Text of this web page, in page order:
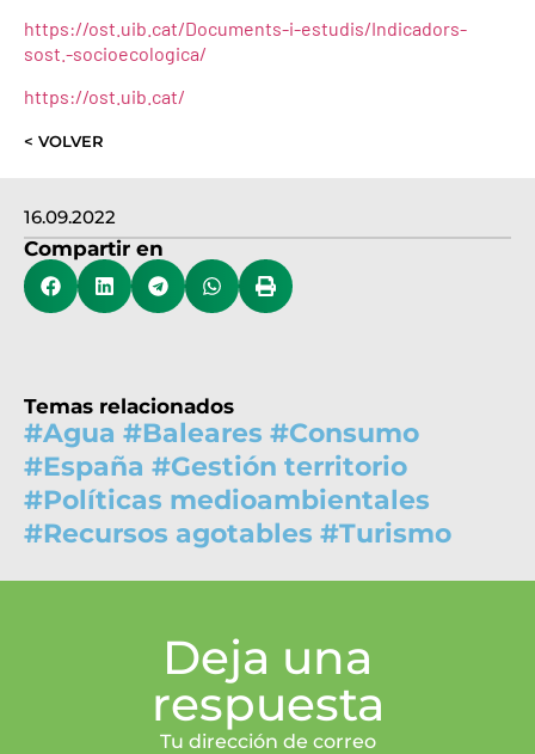
16.09.2022
Compartir en
Temas relacionados
#Agua #Baleares #Consumo
#España #Gestión territorio
#Políticas medioambientales
#Recursos agotables #Turismo
https://ost.uib.cat/Documents-i-estudis/Indicadors-
sost.-socioecologica/
https://ost.uib.cat/
< VOLVER
Deja una
respuesta
Tu dirección de correo